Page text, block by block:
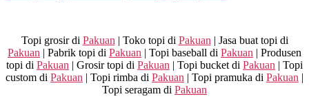
Topi grosir di Pakuan | Toko topi di Pakuan | Jasa buat topi di
Pakuan | Pabrik topi di Pakuan | Topi baseball di Pakuan | Produsen
topi di Pakuan | Grosir topi di Pakuan | Topi bucket di Pakuan | Topi
custom di Pakuan | Topi rimba di Pakuan | Topi pramuka di Pakuan |
Topi seragam di Pakuan